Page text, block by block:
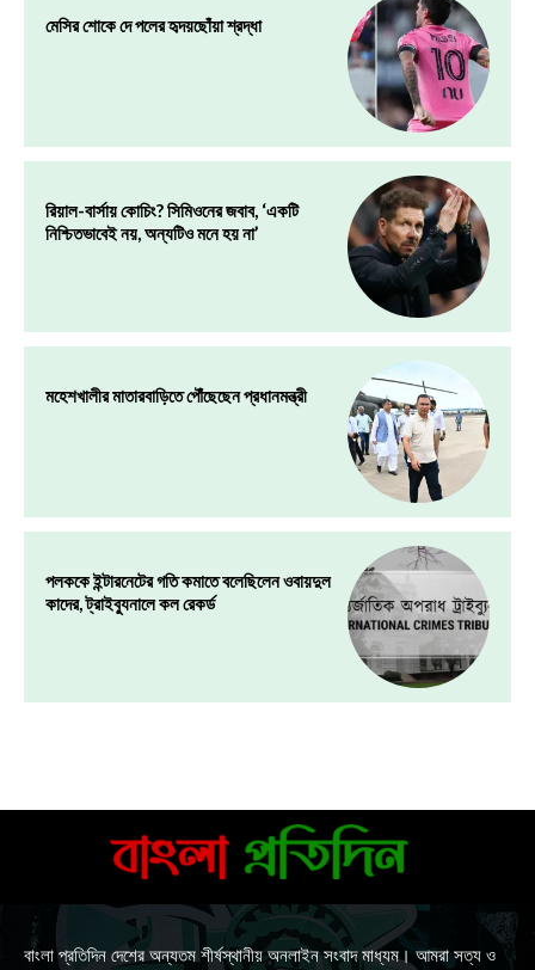
মেসির শোকে দে পলের হৃদয়ছোঁয়া শ্রদ্ধা
রিয়াল-বার্সায় কোচিং? সিমিওনের জবাব, ‘একটি
নিশ্চিতভাবেই নয়, অন্যটিও মনে হয় না’
মহেশখালীর মাতারবাড়িতে পৌঁছেছেন প্রধানমন্ত্রী
পলককে ইন্টারনেটের গতি কমাতে বলেছিলেন ওবায়দুল
কাদের, ট্রাইব্যুনালে কল রেকর্ড
বাংলা প্রতিদিন দেশের অন্যতম শীর্ষস্থানীয় অনলাইন সংবাদ মাধ্যম। আমরা সত্য ও